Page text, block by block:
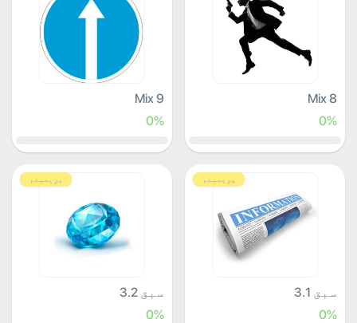
Mix 8
0%
Mix 9
0%
پرِیمیئم
سبق 3.1
0%
پرِیمیئم
سبق 3.2
0%